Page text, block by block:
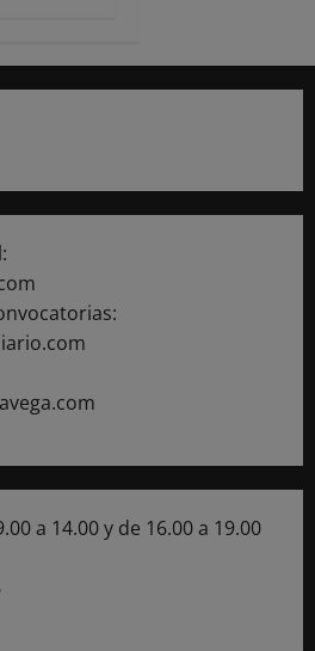
a 14.00 y de 16.00 a 19.00